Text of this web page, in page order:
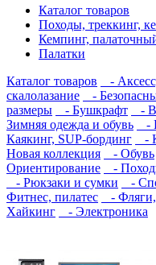
Каталог товаров
Походы, треккинг,
Кемпинг,
Палатки
Каталог товаров
-
скалолазание
-
размеры
- Бушкрафт -
Зимняя одежда и обувь
-
Каякинг, SUP-бординг
-
Новая коллекция
- Обувь
Ориентирование
-
- Рюкзаки и сумки
-
Фитнес, пилатес
- Фляги,
Хайкинг
- Электроника